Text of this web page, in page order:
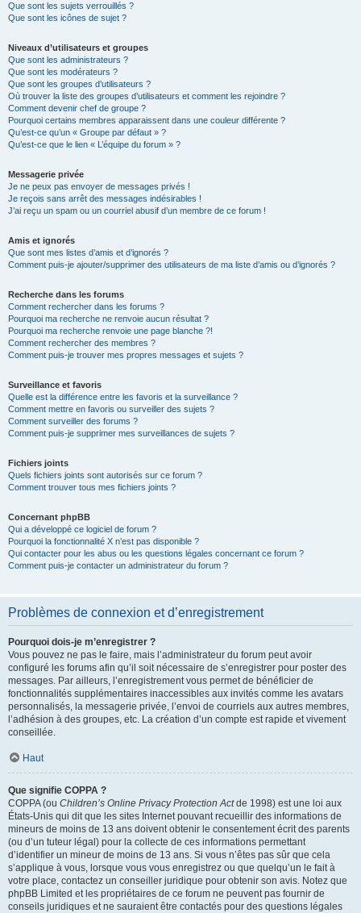
Que sont les sujets verrouillés ?
Que sont les icônes de sujet ?
Niveaux d’utilisateurs et groupes
Que sont les administrateurs ?
Que sont les modérateurs ?
Que sont les groupes d’utilisateurs ?
Où trouver la liste des groupes d’utilisateurs et comment les rejoindre ?
Comment devenir chef de groupe ?
Pourquoi certains membres apparaissent dans une couleur différente ?
Qu’est-ce qu’un « Groupe par défaut » ?
Qu’est-ce que le lien « L’équipe du forum » ?
Messagerie privée
Je ne peux pas envoyer de messages privés !
Je reçois sans arrêt des messages indésirables !
J’ai reçu un spam ou un courriel abusif d’un membre de ce forum !
Amis et ignorés
Que sont mes listes d’amis et d’ignorés ?
Comment puis-je ajouter/supprimer des utilisateurs de ma liste d’amis ou d’ignorés ?
Recherche dans les forums
Comment rechercher dans les forums ?
Pourquoi ma recherche ne renvoie aucun résultat ?
Pourquoi ma recherche renvoie une page blanche ?!
Comment rechercher des membres ?
Comment puis-je trouver mes propres messages et sujets ?
Surveillance et favoris
Quelle est la différence entre les favoris et la surveillance ?
Comment mettre en favoris ou surveiller des sujets ?
Comment surveiller des forums ?
Comment puis-je supprimer mes surveillances de sujets ?
Fichiers joints
Quels fichiers joints sont autorisés sur ce forum ?
Comment trouver tous mes fichiers joints ?
Concernant phpBB
Qui a développé ce logiciel de forum ?
Pourquoi la fonctionnalité X n’est pas disponible ?
Qui contacter pour les abus ou les questions légales concernant ce forum ?
Comment puis-je contacter un administrateur du forum ?
Problèmes de connexion et d’enregistrement
Pourquoi dois-je m’enregistrer ?
Vous pouvez ne pas le faire, mais l’administrateur du forum peut avoir
configuré les forums afin qu’il soit nécessaire de s’enregistrer pour poster des
messages. Par ailleurs, l’enregistrement vous permet de bénéficier de
fonctionnalités supplémentaires inaccessibles aux invités comme les avatars
personnalisés, la messagerie privée, l’envoi de courriels aux autres membres,
l’adhésion à des groupes, etc. La création d’un compte est rapide et vivement
conseillée.
Haut
Que signifie COPPA ?
COPPA (ou Children’s Online Privacy Protection Actde 1998) est une loi aux
États-Unis qui dit que les sites Internet pouvant recueillir des informations de
mineurs de moins de 13 ans doivent obtenir le consentement écrit des parents
(ou d’un tuteur légal) pour la collecte de ces informations permettant
d’identifier un mineur de moins de 13 ans. Si vous n’êtes pas sûr que cela
s’applique à vous, lorsque vous vous enregistrez ou que quelqu’un le fait à
votre place, contactez un conseiller juridique pour obtenir son avis. Notez que
phpBB Limited et les propriétaires de ce forum ne peuvent pas fournir de
conseils juridiques et ne sauraient être contactés pour des questions légales